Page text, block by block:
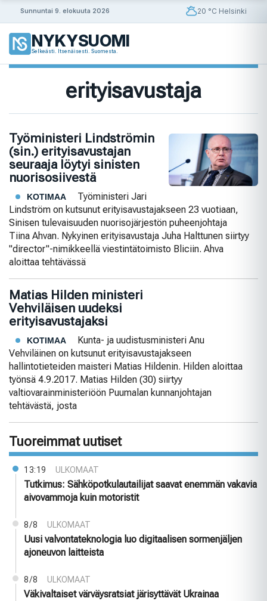
Sunnuntai 9. elokuuta 2026 20 °C Helsinki
NYKYSUOMI
Selkeästi. Itsenäisesti. Suomesta.
erityisavustaja
Työministeri Lindströmin
(sin.) erityisavustajan
seuraaja löytyi sinisten
nuorisosiivestä
KOTIMAA
Työministeri Jari
Lindström on kutsunut erityisavustajakseen 23 vuotiaan,
Sinisen tulevaisuuden nuorisojärjestön puheenjohtaja
Tiina Ahvan. Nykyinen erityisavustaja Juha Halttunen siirtyy
"director"-nimikkeellä viestintätoimisto Bliciin. Ahva
aloittaa tehtävässä
Matias Hilden ministeri
Vehviläisen uudeksi
erityisavustajaksi
KOTIMAA
Kunta- ja uudistusministeri Anu
Vehviläinen on kutsunut erityisavustajakseen
hallintotieteiden maisteri Matias Hildenin. Hilden aloittaa
työnsä 4.9.2017. Matias Hilden (30) siirtyy
valtiovarainministeriöön Puumalan kunnanjohtajan
tehtävästä, josta
Tuoreimmat uutiset
13:19 ULKOMAAT
Tutkimus: Sähköpotkulautailijat saavat enemmän vakavia
aivovammoja kuin motoristit
8/8 ULKOMAAT
Uusi valvontateknologia luo digitaalisen sormenjäljen
ajoneuvon laitteista
8/8 ULKOMAAT
Väkivaltaiset värväysratsiat järisyttävät Ukrainaa